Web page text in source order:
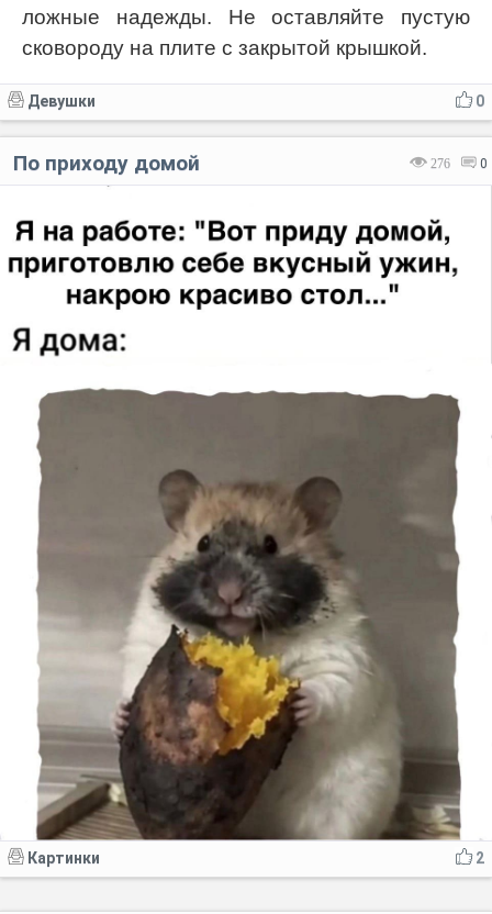
ложные надежды. Не оставляйте пустую
сковороду на плите с закрытой крышкой.
0
Девушки
276 0
По приходу домой
2
Картинки